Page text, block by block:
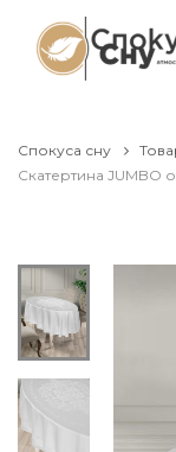
Спокуса сну
Скатертина JUMBO